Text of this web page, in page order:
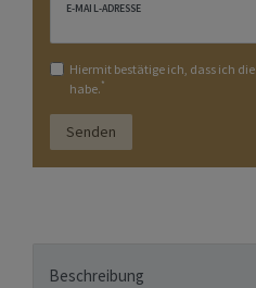
E-MAIL-ADRESSE
Hiermit bestätige ich, dass ich die
habe.*
Senden
Beschreibung